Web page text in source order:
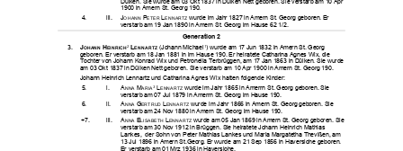

     




        




     

    

    



